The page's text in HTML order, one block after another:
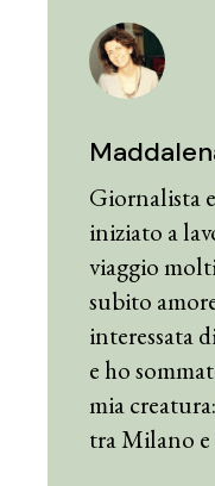
Giornalista
iniziato a
viaggio
subito
interessata
e ho
mia
tra Milano e